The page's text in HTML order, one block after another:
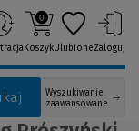
Wyszukiwanie
zaawansowane
0
KoszykUlubioneZaloguj